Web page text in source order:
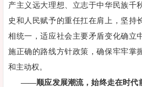
产主义远大理想、立志于中华民族千
史和人民赋予的重任扛在肩上，坚持
相统一，适应社会主要矛盾变化确立
施正确的路线方针政策，确保牢牢掌
和主动权。
——顺应发展潮流，始终走在时代